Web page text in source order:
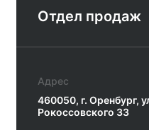
Главная
Объекты
Отдел продаж
Адрес
460050, г. Оренбург,
Рокоссовского 33